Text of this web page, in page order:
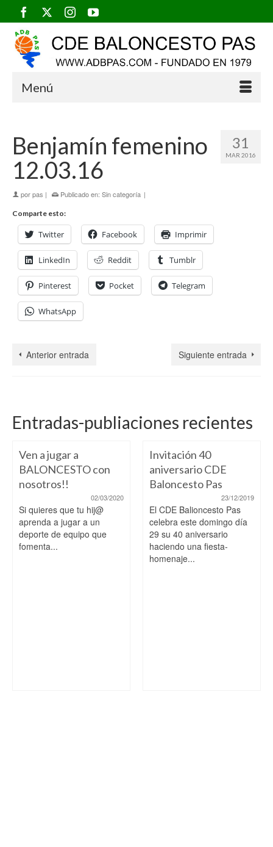
Menú
31
MAR 2016
Benjamín femenino
12.03.16
porpas | Publicado en: Sin categoría |
Comparte esto:
Twitter Facebook Imprimir
LinkedIn Reddit Tumblr
Pinterest Pocket Telegram
WhatsApp
Anterior entrada Siguiente entrada
Entradas-publiaciones recientes
Ven a jugar a
BALONCESTO con
nosotros!!
02/03/2020
Si quieres que tu hij@
aprenda a jugar a un
deporte de equipo que
fomenta...
Invitación 40
aniversario CDE
Baloncesto Pas
23/12/2019
El CDE Balioncesto Pas
celebra este domingo día
29 su 40 aniversario
haciendo una fiesta-
homenaje...